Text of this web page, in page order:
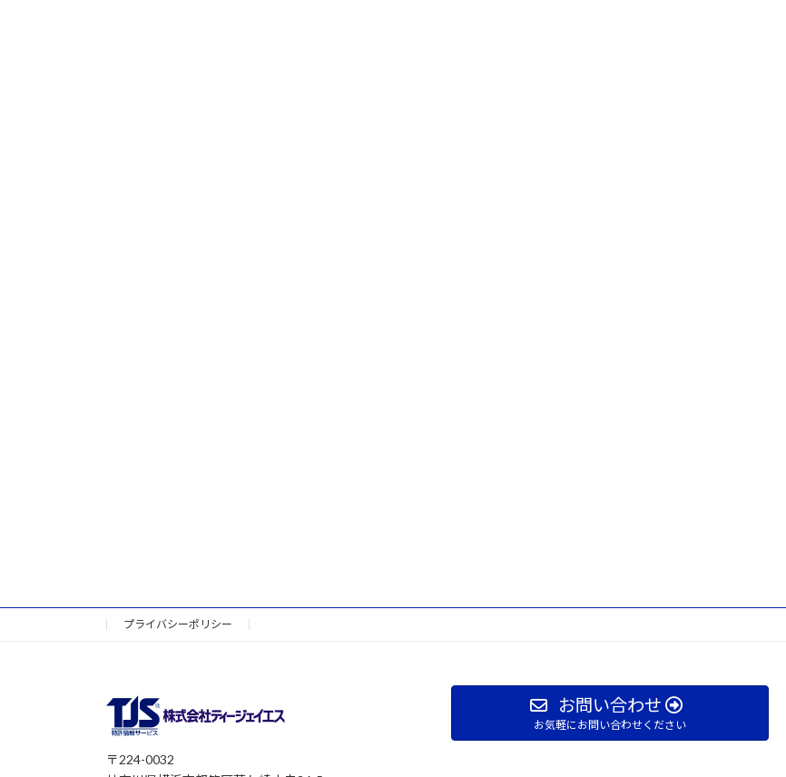
プライバシーポリシー
〒224-0032
お問い合わせ
お気軽にお問い合わせください